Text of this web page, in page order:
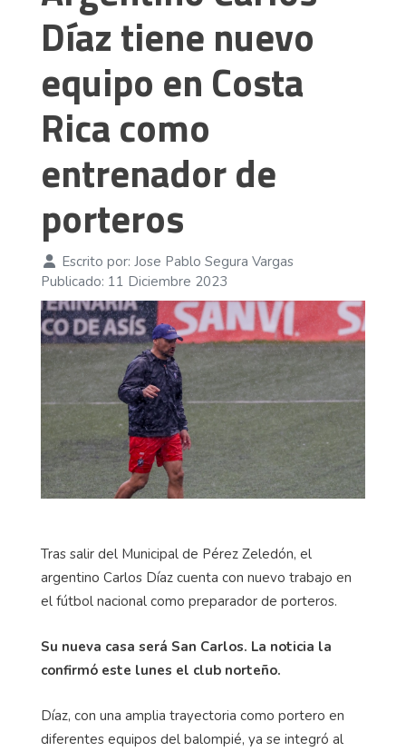
Díaz tiene nuevo
equipo en Costa
Rica como
entrenador de
porteros
Escrito por: Jose Pablo Segura Vargas
Publicado: 11 Diciembre 2023
Tras salir del Municipal de Pérez Zeledón, el
argentino Carlos Díaz cuenta con nuevo trabajo en
el fútbol nacional como preparador de porteros.
Su nueva casa será San Carlos. La noticia la
confirmó este lunes el club norteño.
Díaz, con una amplia trayectoria como portero en
diferentes equipos del balompié, ya se integró al